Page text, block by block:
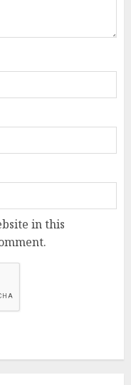
in this